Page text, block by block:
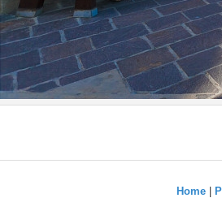
Home|